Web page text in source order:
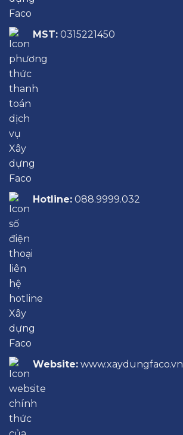
MST: 0315221450
Hotline: 088.9999.032
Website: www.xaydungfaco.vn